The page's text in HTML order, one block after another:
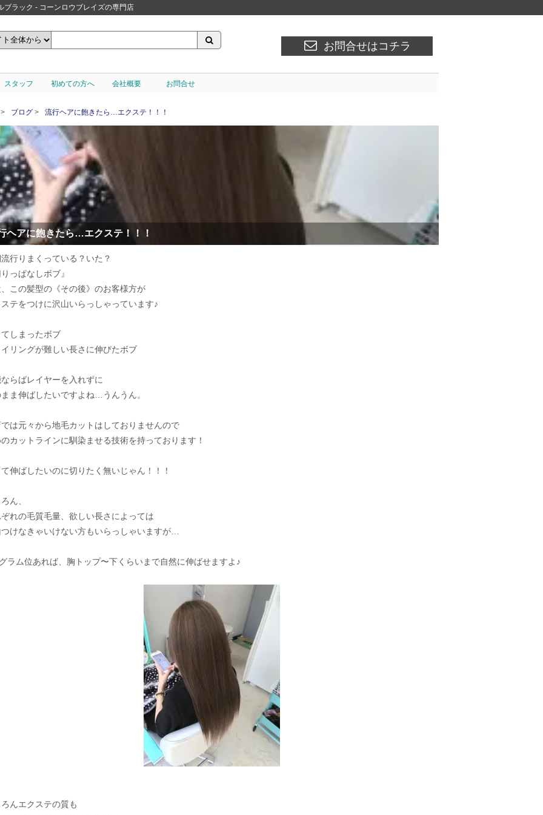
ラック - コーンロウブレイズの専門店
お問合せはコチラ
スタッフ 初めての方へ 会社概要 お問合せ
ブログ 流行ヘアに飽きたら…エクステ！！！
ヘアに飽きたら…エクステ！！！
行りまくっている？いた？
っぱなしボブ』
この髪型の《その後》のお客様方が
テをつけに沢山いらっしゃっています♪
しまったボブ
リングが難しい長さに伸びたボブ
らばレイヤーを入れずに
ま伸ばしたいですよね…うんうん。
は元々から地毛カットはしておりませんので
カットラインに馴染ませる技術を持っております！
伸ばしたいのに切りたく無いじゃん！！！
ん、
れの毛質毛量、欲しい長さによっては
けなきゃいけない方もいらっしゃいますが…
ラム位あれば、胸トップ〜下くらいまで自然に伸ばせますよ♪
んエクステの質も